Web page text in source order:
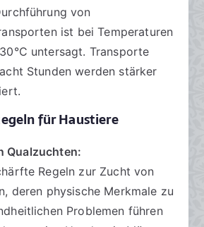
von
ist bei Temperaturen
untersagt. Transporte
Stunden werden stärker
für Haustiere
Qualzuchten:
Regeln zur Zucht von
deren physische Merkmale zu
Problemen führen